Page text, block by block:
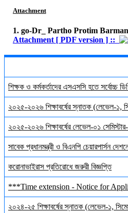
Attachment
1. go-Dr_ Partho Protim
Attachment [ PDF version ] ::
শিক্ষক ও কর্মকর্তাদের এসএসসি হতে সর্বোচ্চ
২০২৫-২০২৬ শিক্ষাবর্ষের স্নাতক (লেভেল-১,
২০২৫-২০২৬ শিক্ষাবর্ষের লেভেল-০১
সাবেক প্রধানমন্ত্রী ও বিএনপি চেয়ারপার্সন
করোনাভাইরাস প্রতিরোধে জরুরী বিজ্ঞপ্তি
***Time extension - Notice for
২০২৪-২৫ শিক্ষাবর্ষের স্নাতক (লেভেল-১,